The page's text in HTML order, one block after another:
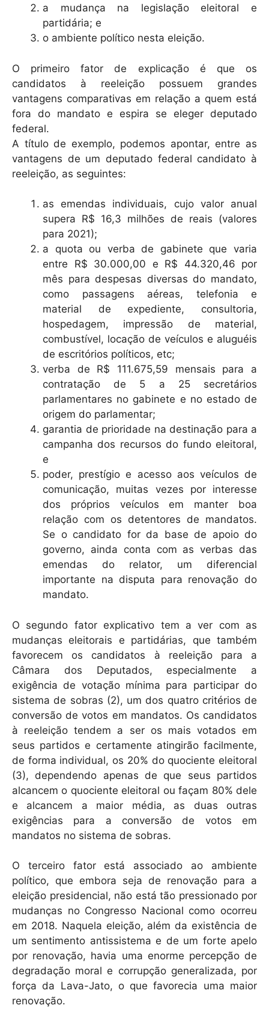
a mudança na legislação eleitoral e
partidária; e
o ambiente político nesta eleição.
O primeiro fator de explicação é que os
candidatos à reeleição possuem grandes
vantagens comparativas em relação a quem está
fora do mandato e espira se eleger deputado
federal.
A título de exemplo, podemos apontar, entre as
vantagens de um deputado federal candidato à
reeleição, as seguintes:
as emendas individuais, cujo valor anual
supera R$ 16,3 milhões de reais (valores
para 2021);
a quota ou verba de gabinete que varia
entre R$ 30.000,00 e R$ 44.320,46 por
mês para despesas diversas do mandato,
como passagens aéreas, telefonia e
material de expediente, consultoria,
hospedagem, impressão de material,
combustível, locação de veículos e aluguéis
de escritórios políticos, etc;
verba de R$ 111.675,59 mensais para a
contratação de 5 a 25 secretários
parlamentares no gabinete e no estado de
origem do parlamentar;
garantia de prioridade na destinação para a
campanha dos recursos do fundo eleitoral,
e
poder, prestígio e acesso aos veículos de
comunicação, muitas vezes por interesse
dos próprios veículos em manter boa
relação com os detentores de mandatos.
Se o candidato for da base de apoio do
governo, ainda conta com as verbas das
emendas do relator, um diferencial
importante na disputa para renovação do
mandato.
O segundo fator explicativo tem a ver com as
mudanças eleitorais e partidárias, que também
favorecem os candidatos à reeleição para a
Câmara dos Deputados, especialmente a
exigência de votação mínima para participar do
sistema de sobras (2), um dos quatro critérios de
conversão de votos em mandatos. Os candidatos
à reeleição tendem a ser os mais votados em
seus partidos e certamente atingirão facilmente,
de forma individual, os 20% do quociente eleitoral
(3), dependendo apenas de que seus partidos
alcancem o quociente eleitoral ou façam 80% dele
e alcancem a maior média, as duas outras
exigências para a conversão de votos em
mandatos no sistema de sobras.
O terceiro fator está associado ao ambiente
político, que embora seja de renovação para a
eleição presidencial, não está tão pressionado por
mudanças no Congresso Nacional como ocorreu
em 2018. Naquela eleição, além da existência de
um sentimento antissistema e de um forte apelo
por renovação, havia uma enorme percepção de
degradação moral e corrupção generalizada, por
força da Lava-Jato, o que favorecia uma maior
renovação.